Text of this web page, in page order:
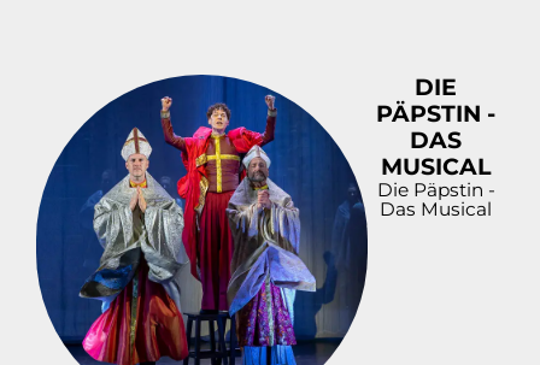
DIE
PÄPSTIN -
DAS
MUSICAL
Die Päpstin -
Das Musical